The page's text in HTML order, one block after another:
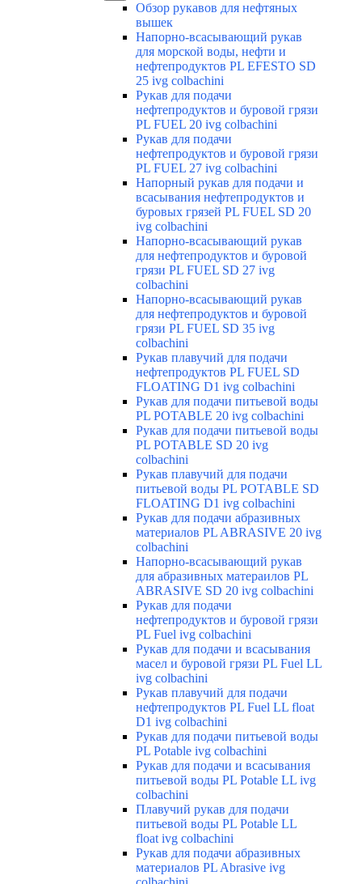
Обзор рукавов для нефтяных
вышек
Напорно-всасывающий рукав
для морской воды, нефти и
нефтепродуктов PL EFESTO SD
25 ivg colbachini
Рукав для подачи
нефтепродуктов и буровой грязи
PL FUEL 20 ivg colbachini
Рукав для подачи
нефтепродуктов и буровой грязи
PL FUEL 27 ivg colbachini
Напорный рукав для подачи и
всасывания нефтепродуктов и
буровых грязей PL FUEL SD 20
ivg colbachini
Напорно-всасывающий рукав
для нефтепродуктов и буровой
грязи PL FUEL SD 27 ivg
colbachini
Напорно-всасывающий рукав
для нефтепродуктов и буровой
грязи PL FUEL SD 35 ivg
colbachini
Рукав плавучий для подачи
нефтепродуктов PL FUEL SD
FLOATING D1 ivg colbachini
Рукав для подачи питьевой воды
PL POTABLE 20 ivg colbachini
Рукав для подачи питьевой воды
PL POTABLE SD 20 ivg
colbachini
Рукав плавучий для подачи
питьевой воды PL POTABLE SD
FLOATING D1 ivg colbachini
Рукав для подачи абразивных
материалов PL ABRASIVE 20 ivg
colbachini
Напорно-всасывающий рукав
для абразивных матераилов PL
ABRASIVE SD 20 ivg colbachini
Рукав для подачи
нефтепродуктов и буровой грязи
PL Fuel ivg colbachini
Рукав для подачи и всасывания
масел и буровой грязи PL Fuel LL
ivg colbachini
Рукав плавучий для подачи
нефтепродуктов PL Fuel LL float
D1 ivg colbachini
Рукав для подачи питьевой воды
PL Potable ivg colbachini
Рукав для подачи и всасывания
питьевой воды PL Potable LL ivg
colbachini
Плавучий рукав для подачи
питьевой воды PL Potable LL
float ivg colbachini
Рукав для подачи абразивных
материалов PL Abrasive ivg